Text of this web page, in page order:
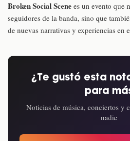
Broken Social Scene es un evento que
seguidores de la banda, sino que
de nuevas narrativas y experiencias en
¿Te gustó esta
para
Noticias de música, conciertos y
nadie